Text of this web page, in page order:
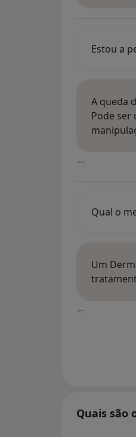
Estou a
A queda
Pode ser
Qual o
Um
Quais são